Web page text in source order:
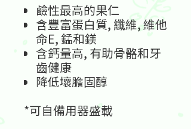
鹼性最高的果仁
含豐富蛋白質, 纖維,維他
命E, 錳和鎂
含鈣量高, 有助骨骼和牙
齒健康
降低壞膽固醇
*可自備用器盛載